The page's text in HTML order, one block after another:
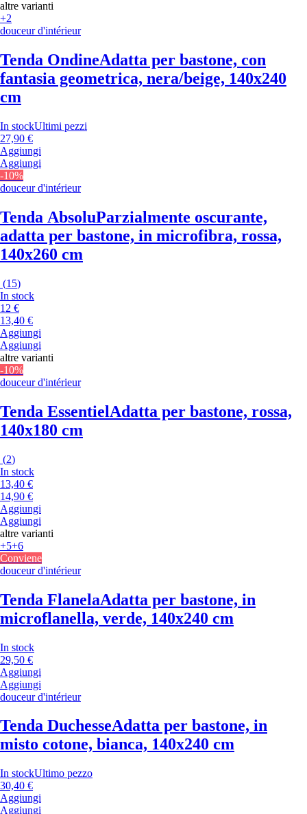
altre varianti
+2
douceur d'intérieur
Tenda OndineAdatta per bastone, con
fantasia geometrica, nera/beige, 140x240
cm
In stockUltimi pezzi
27,90 €
Aggiungi
Aggiungi
-10%
douceur d'intérieur
Tenda AbsoluParzialmente oscurante,
adatta per bastone, in microfibra, rossa,
140x260 cm
(15)
In stock
12 €
13,40 €
Aggiungi
Aggiungi
altre varianti
-10%
douceur d'intérieur
Tenda EssentielAdatta per bastone, rossa,
140x180 cm
(2)
In stock
13,40 €
14,90 €
Aggiungi
Aggiungi
altre varianti
+5+6
Conviene
douceur d'intérieur
Tenda FlanelaAdatta per bastone, in
microflanella, verde, 140x240 cm
In stock
29,50 €
Aggiungi
Aggiungi
douceur d'intérieur
Tenda DuchesseAdatta per bastone, in
misto cotone, bianca, 140x240 cm
In stockUltimo pezzo
30,40 €
Aggiungi
Aggiungi